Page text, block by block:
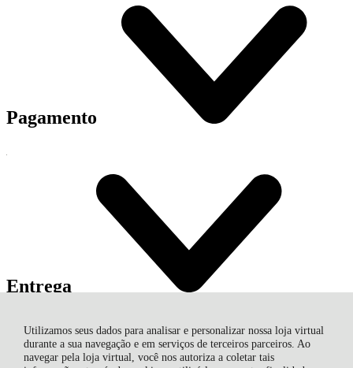
Utilizamos seus dados para analisar e personalizar nossa loja virtual
durante a sua navegação e em serviços de terceiros parceiros. Ao
navegar pela loja virtual, você nos autoriza a coletar tais
Pagamento
Entrega
Correios
SOLDAS BRASIL COMERCIAL IMPORTADORA LTDA, Rua